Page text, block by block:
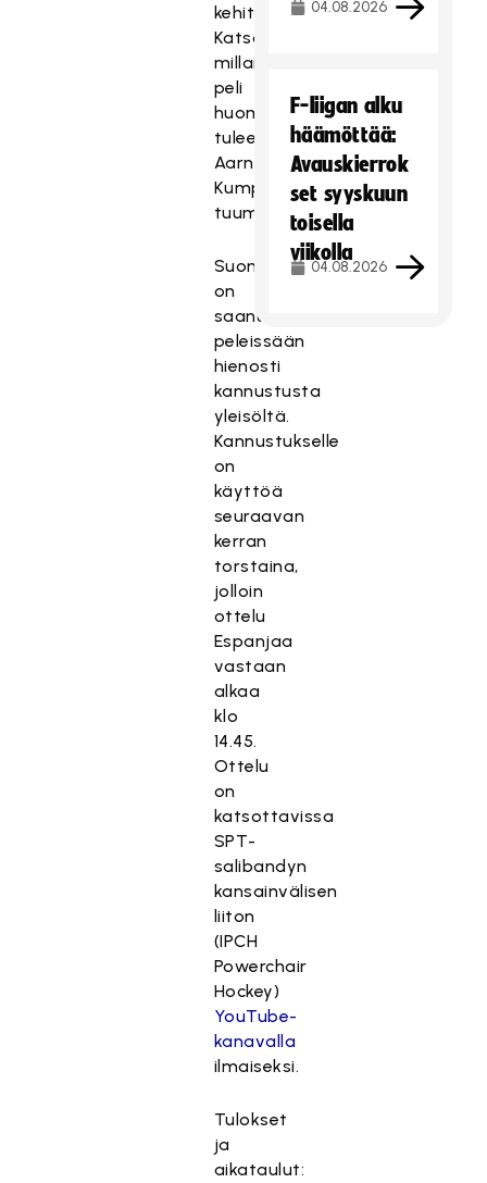
kehittynyt.
Katsotaan,
millainen
peli
huomenna
tulee,
Aarni
Kumpulainen
tuumii.
Suomi
on
saanut
peleissään
hienosti
kannustusta
yleisöltä.
Kannustukselle
on
käyttöä
seuraavan
kerran
torstaina,
jolloin
ottelu
Espanjaa
vastaan
alkaa
klo
14.45.
Ottelu
on
katsottavissa
SPT-
salibandyn
kansainvälisen
liiton
(IPCH
Powerchair
Hockey)
YouTube-
kanavalla
ilmaiseksi.
Tulokset
ja
aikataulut:
04.08.2026
F-liigan alku
häämöttää:
Avauskierrok
set syyskuun
toisella
viikolla
04.08.2026